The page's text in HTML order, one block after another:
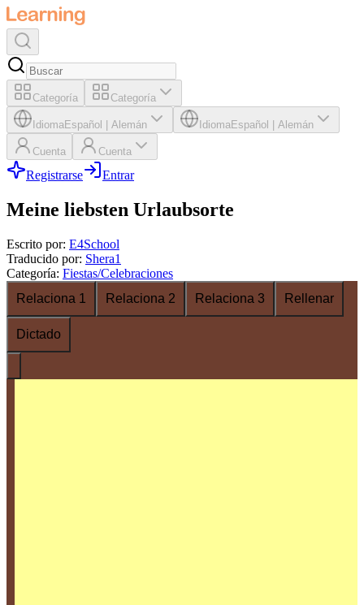
Categoría Categoría
IdiomaEspañol Alemán IdiomaEspañol Alemán
Cuenta Cuenta
Registrarse Entrar
Meine liebsten Urlaubsorte
Escrito por: E4School
Traducido por: Shera1
Categoría: Fiestas/Celebraciones
Relaciona 1
Relaciona 2 Relaciona 3 Rellenar
Dictado